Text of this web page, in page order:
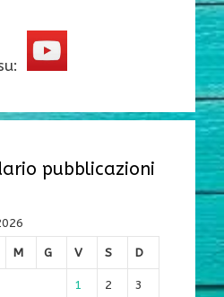
pubblicazioni
M G V S D
1 2 3